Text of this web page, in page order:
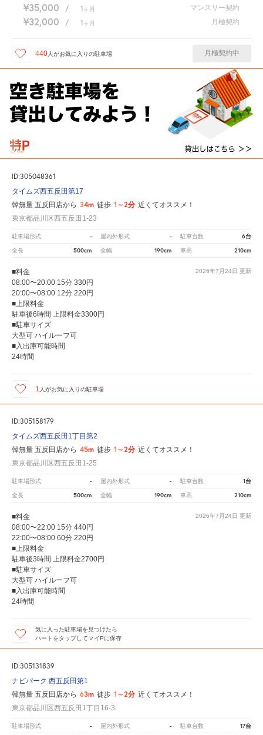
¥35,000 / 1 ヶ月 マンスリー契約
¥32,000 / 1 ヶ月 月極契約
440 人がお気に入りの駐車場 月極契約中
ID:305048361
タイムズ西五反田第17
韓無量 五反田店から 34m 徒歩 1～2分 近くてオススメ！
東京都品川区西五反田1-23
駐車場形式 - 屋内外形式 - 駐車台数 6台
全長 500cm 全幅 190cm 車高 210cm
2026年7月24日 更新
■料金
08:00〜20:00 15分 330円
20:00〜08:00 12分 220円
■上限料金
駐車後6時間 上限料金3300円
■駐車サイズ
大型可 ハイルーフ可
■入出庫可能時間
24時間
1 人がお気に入りの駐車場
ID:305158179
タイムズ西五反田1丁目第2
韓無量 五反田店から 45m 徒歩 1～2分 近くてオススメ！
東京都品川区西五反田1-25
駐車場形式 - 屋内外形式 - 駐車台数 1台
全長 500cm 全幅 190cm 車高 210cm
2026年7月24日 更新
■料金
08:00〜22:00 15分 440円
22:00〜08:00 60分 220円
■上限料金
駐車後3時間 上限料金2700円
■駐車サイズ
大型可 ハイルーフ可
■入出庫可能時間
24時間
気に入った駐車場を見つけたら
ハートをタップしてマイPに保存
ID:305131839
ナビパーク 西五反田第1
韓無量 五反田店から 63m 徒歩 1～2分 近くてオススメ！
東京都品川区西五反田1丁目16-3
駐車場形式 - 屋内外形式 - 駐車台数 17台